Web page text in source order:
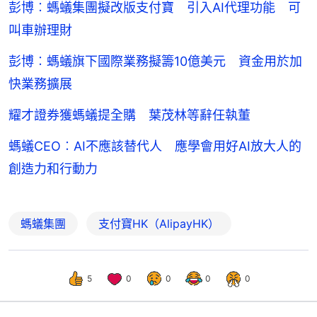
彭博︰螞蟻集團擬改版支付寶 引入AI代理功能 可
叫車辦理財
彭博︰螞蟻旗下國際業務擬籌10億美元 資金用於加
快業務擴展
耀才證券獲螞蟻提全購 葉茂林等辭任執董
螞蟻CEO︰AI不應該替代人 應學會用好AI放大人的
創造力和行動力
螞蟻集團 支付寶HK（AlipayHK）
5 0 0 0 0